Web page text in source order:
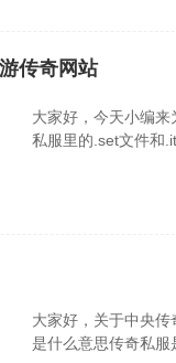
传奇网站
大家好，今天小编
私服里的.set文件和
大家好，关于中央
是什么意思传奇私服